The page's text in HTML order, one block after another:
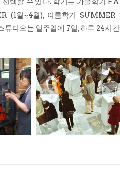
선택할 수 있다. 학기는 가을학기
(1월~4월), 여름학기 SUMMER
튜디오는 일주일에 7일, 하루 24시